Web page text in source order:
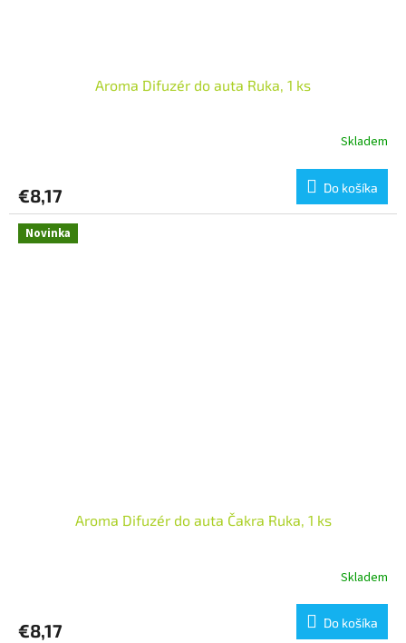
Aroma Difuzér do auta Ruka, 1 ks
Skladem
€8,17 Do košíka
Novinka
Aroma Difuzér do auta Čakra Ruka, 1 ks
Skladem
€8,17 Do košíka